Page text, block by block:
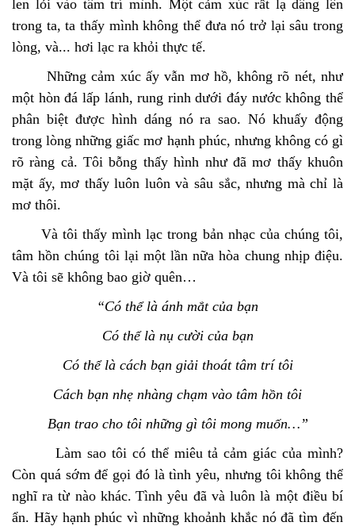
len lỏi vào tâm trí mình. Một cảm xúc rất lạ dâng lên
trong ta, ta thấy mình không thể đưa nó trở lại sâu trong
lòng, và... hơi lạc ra khỏi thực tế.
Những cảm xúc ấy vẫn mơ hồ, không rõ nét, như
một hòn đá lấp lánh, rung rinh dưới đáy nước không thể
phân biệt được hình dáng nó ra sao. Nó khuấy động
trong lòng những giấc mơ hạnh phúc, nhưng không có gì
rõ ràng cả. Tôi bỗng thấy hình như đã mơ thấy khuôn
mặt ấy, mơ thấy luôn luôn và sâu sắc, nhưng mà chỉ là
mơ thôi.
Và tôi thấy mình lạc trong bản nhạc của chúng tôi,
tâm hồn chúng tôi lại một lần nữa hòa chung nhịp điệu.
Và tôi sẽ không bao giờ quên…
“Có thể là ánh mắt của bạn
Có thể là nụ cười của bạn
Có thể là cách bạn giải thoát tâm trí tôi
Cách bạn nhẹ nhàng chạm vào tâm hồn tôi
Bạn trao cho tôi những gì tôi mong muốn…”
Làm sao tôi có thể miêu tả cảm giác của mình?
Còn quá sớm để gọi đó là tình yêu, nhưng tôi không thể
nghĩ ra từ nào khác. Tình yêu đã và luôn là một điều bí
ẩn. Hãy hạnh phúc vì những khoảnh khắc nó đã tìm đến